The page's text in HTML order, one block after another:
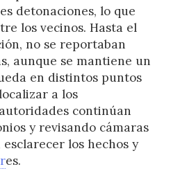
detonaciones, lo que
los vecinos. Hasta el
no se reportaban
aunque se mantiene un
en distintos puntos
a los
continúan
y revisando cámaras
los hechos y
es.